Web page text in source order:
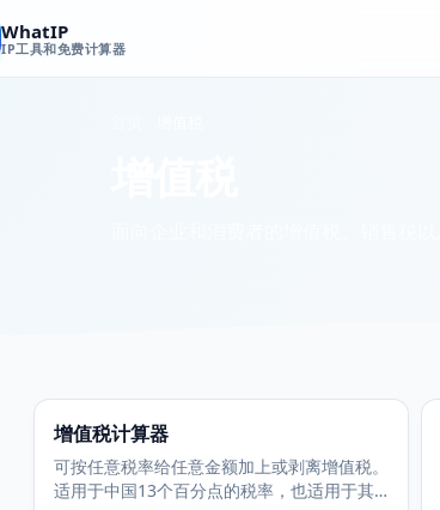
WhatIP
IP工具和免费计算器
增值税计算器
可按任意税率给任意金额加上或剥离增值税。
适用于中国13个百分点的税率，也适用于其